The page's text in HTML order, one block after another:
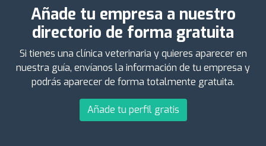
Añade tu empresa a nuestro
directorio de forma gratuita
Si tienes una clínica veterinaria y quieres aparecer en
nuestra guía, envíanos la información de tu empresa y
podrás aparecer de forma totalmente gratuita.
Añade tu perfil gratis